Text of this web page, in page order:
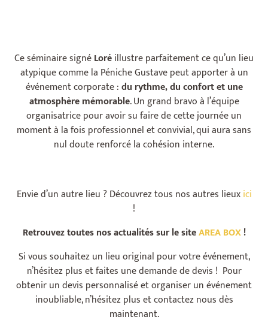
Ce séminaire signéLoréillustre parfaitement ce qu’un lieu
atypique comme la Péniche Gustave peut apporter à un
événement corporate :du rythme, du confort et une
atmosphère mémorable. Un grand bravo à l’équipe
organisatrice pour avoir su faire de cette journée un
moment à la fois professionnel et convivial, qui aura sans
nul doute renforcé la cohésion interne.
Envie d’un autre lieu ? Découvrez tous nos autres lieux ici
!
Retrouvez toutes nos actualités sur le siteAREA BOX!
Si vous souhaitez un lieu original pour votre événement,
n’hésitez plus et faites une demande de devis ! Pour
obtenir un devis personnalisé et organiser un événement
inoubliable, n’hésitez plus et contactez nous dès
maintenant.